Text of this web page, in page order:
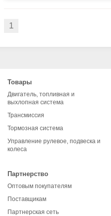
1
Товары
Двигатель, топливная и
выхлопная система
Трансмиссия
Тормозная система
Управление рулевое, подвеска и
колеса
Партнерство
Оптовым покупателям
Поставщикам
Партнерская сеть